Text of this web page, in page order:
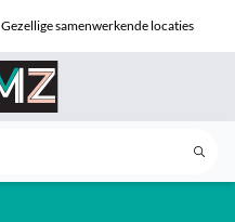
Gezellige samenwerkende locaties